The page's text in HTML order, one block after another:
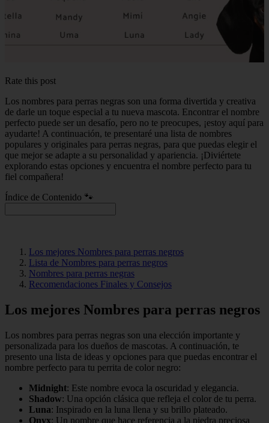
Rate this post
Los nombres para perras negras son una forma divertida y creativa
de darle un toque especial a tu nueva mascota. Encontrar el nombre
perfecto puede ser un desafío, pero no te preocupes, ¡estoy aquí para
ayudarte! A continuación, te presentaré una lista de nombres
populares y originales para perras negras, para que puedas elegir el
que mejor se adapte a su personalidad y apariencia. ¡Diviértete
explorando estas opciones y encuentra el nombre perfecto para tu
fiel compañera!
Índice de Contenido 🐾
Los mejores Nombres para perras negros
Lista de Nombres para perras negros
Nombres para perras negras
Recomendaciones Finales y Consejos
Los mejores Nombres para perras negros
Los nombres para perras negras son una elección importante y
personalizada para los dueños de mascotas. A continuación, te
presento una lista de ideas y opciones para que puedas encontrar el
nombre perfecto para tu perrita de color negro:
Midnight: Este nombre evoca la oscuridad y elegancia.
Shadow: Una opción clásica que refleja el color de tu perra.
Luna: Inspirado en la luna llena y su brillo plateado.
Onyx: Un nombre que hace referencia a la piedra preciosa